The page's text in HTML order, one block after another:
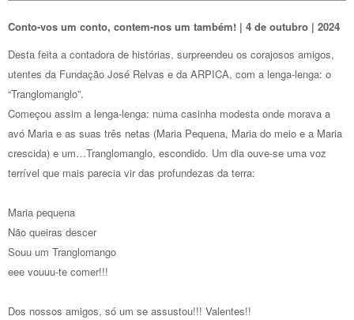
Conto-vos um conto, contem-nos um também! | 4 de outubro | 2024
Desta feita a contadora de histórias, surpreendeu os corajosos amigos,
utentes da Fundação José Relvas e da ARPICA, com a lenga-lenga: o
“Tranglomanglo”.
Começou assim a lenga-lenga: numa casinha modesta onde morava a
avó Maria e as suas três netas (Maria Pequena, Maria do meio e a Maria
crescida) e um…Tranglomanglo, escondido. Um dia ouve-se uma voz
terrível que mais parecia vir das profundezas da terra:
Maria pequena
Não queiras descer
Souu um Tranglomango
eee vouuu-te comer!!!
Dos nossos amigos, só um se assustou!!! Valentes!!